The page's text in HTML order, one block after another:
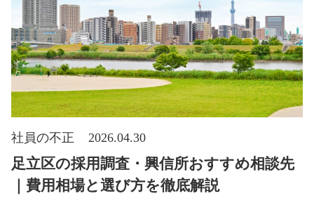
社員の不正 2026.04.30
足立区の採用調査・興信所おすすめ相談先
｜費用相場と選び方を徹底解説